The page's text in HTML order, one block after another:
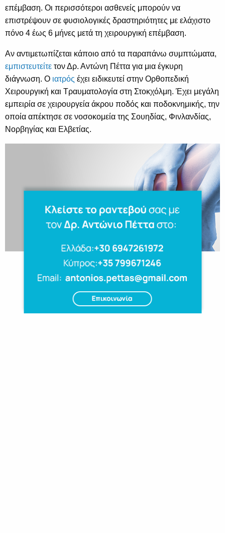
επέμβαση. Οι περισσότεροι ασθενείς μπορούν να
επιστρέψουν σε φυσιολογικές δραστηριότητες με ελάχιστο
πόνο 4 έως 6 μήνες μετά τη χειρουργική επέμβαση.
Αν αντιμετωπίζεται κάποιο από τα παραπάνω συμπτώματα,
εμπιστευτείτε τον Δρ. Αντώνη Πέττα για μια έγκυρη
διάγνωση. Ο ιατρός έχει ειδικευτεί στην Ορθοπεδική
Χειρουργική και Τραυματολογία στη Στοκχόλμη. Έχει μεγάλη
εμπειρία σε χειρουργεία άκρου ποδός και ποδοκνημικής, την
οποία απέκτησε σε νοσοκομεία της Σουηδίας, Φινλανδίας,
Νορβηγίας και Ελβετίας.